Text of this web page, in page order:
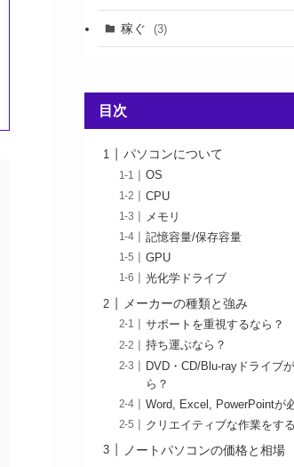
(1)
稼ぐ (3)
目次
パソコンについて
OS
CPU
メモリ
記憶容量/保存容量
GPU
光化学ドライブ
メーカーの種類と強み
サポートを重視するなら？
持ち運ぶなら？
DVD・CD/Blu-rayドライブ
ら？
Word, Excel, PowerPointが
クリエイティブな作業をす
ノートパソコンの価格と相場